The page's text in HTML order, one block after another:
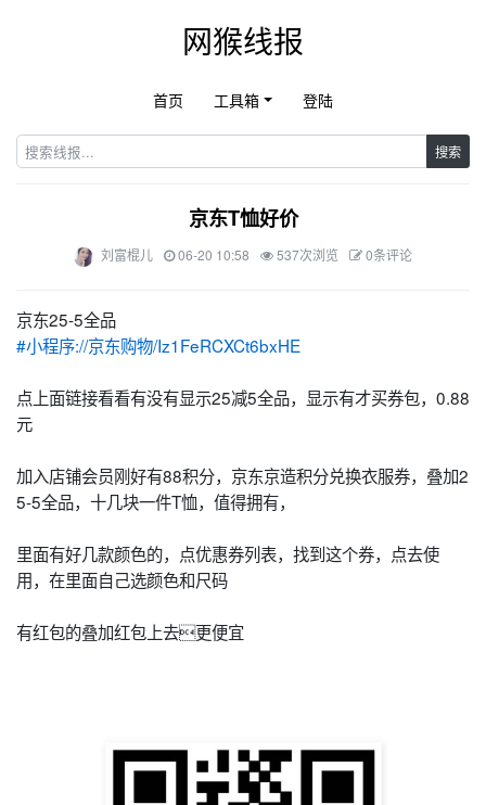
网猴线报
首页 工具箱 登陆
搜索
京东T恤好价
刘富棍儿 06-20 10:58 537次浏览 0条评论
京东25-5全品
#小程序://京东购物/Iz1FeRCXCt6bxHE
点上面链接看看有没有显示25减5全品，显示有才买券包，0.88
元
加入店铺会员刚好有88积分，京东京造积分兑换衣服券，叠加2
5-5全品，十几块一件T恤，值得拥有，
里面有好几款颜色的，点优惠券列表，找到这个券，点去使
用，在里面自己选颜色和尺码
有红包的叠加红包上去更便宜